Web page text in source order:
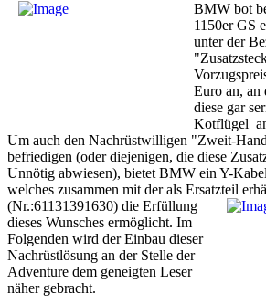
BMW bot
1150er GS
unter der
Euro an, an
diese gar
Kotflügel
Um auch den Nachrüstwilligen "Zweit-
befriedigen (oder diejenigen, die diese
Unnötig abwiesen), bietet BMW ein Y-
welches zusammen mit der als Ersatzteil
(Nr.:61131391630) die Erfüllung
dieses Wunsches ermöglicht. Im
Folgenden wird der Einbau dieser
Nachrüstlösung an der Stelle der
Adventure dem geneigten Leser
näher gebracht.